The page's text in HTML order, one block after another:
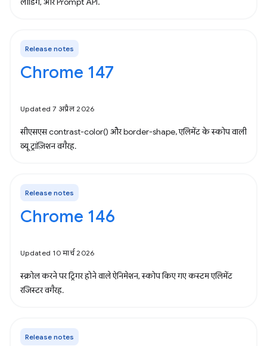
Release notes
Chrome 147
Updated 7 अप्रैल 2026
सीएसएस contrast-color() और border-shape, एलिमेंट के स्कोप वाली
व्यू ट्रांज़िशन वगैरह.
Release notes
Chrome 146
Updated 10 मार्च 2026
स्क्रोल करने पर ट्रिगर होने वाले ऐनिमेशन, स्कोप किए गए कस्टम एलिमेंट
रजिस्टर वगैरह.
Release notes